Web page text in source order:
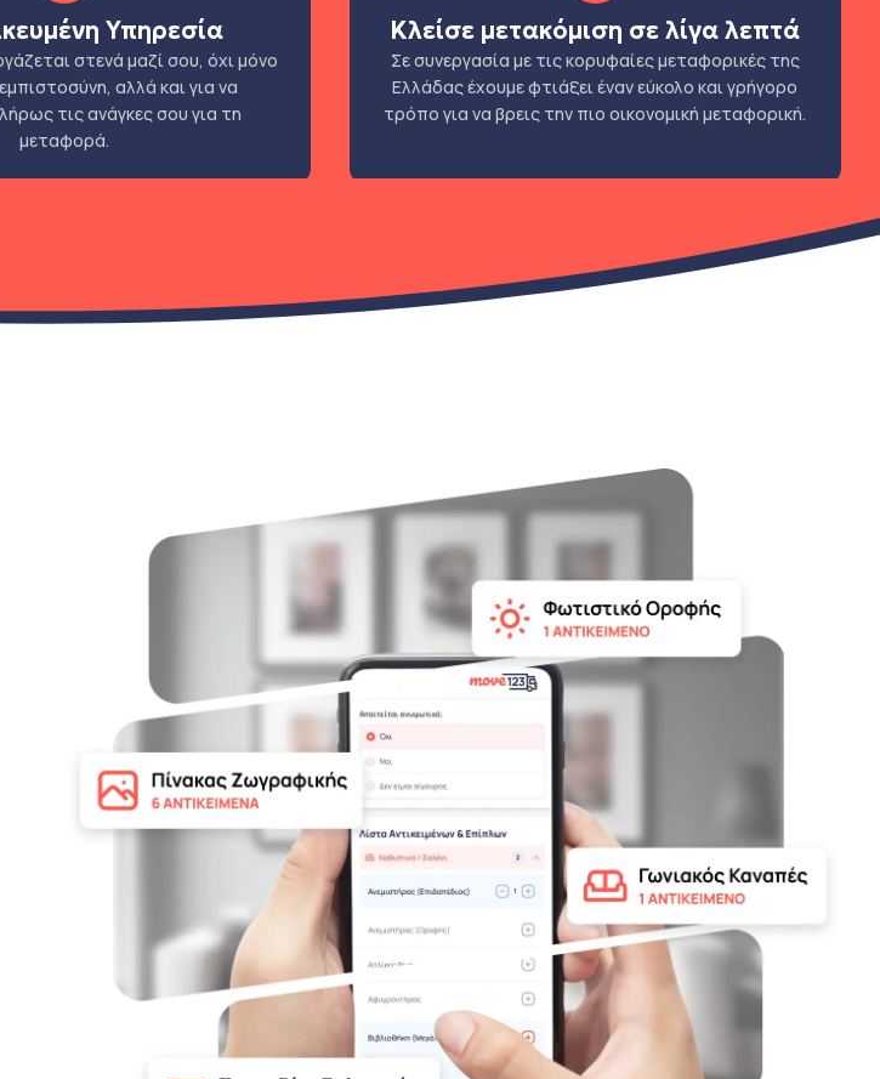
Υπηρεσία
στενά μαζί σου, όχι μόνο
αλλά και για να
τις ανάγκες σου για τη
μεταφορά.
Κλείσε μετακόμιση σε λίγα λεπτά
Σε συνεργασία με τις κορυφαίες μεταφορικές της
Ελλάδας έχουμε φτιάξει έναν εύκολο και γρήγορο
τρόπο για να βρεις την πιο οικονομική μεταφορική.